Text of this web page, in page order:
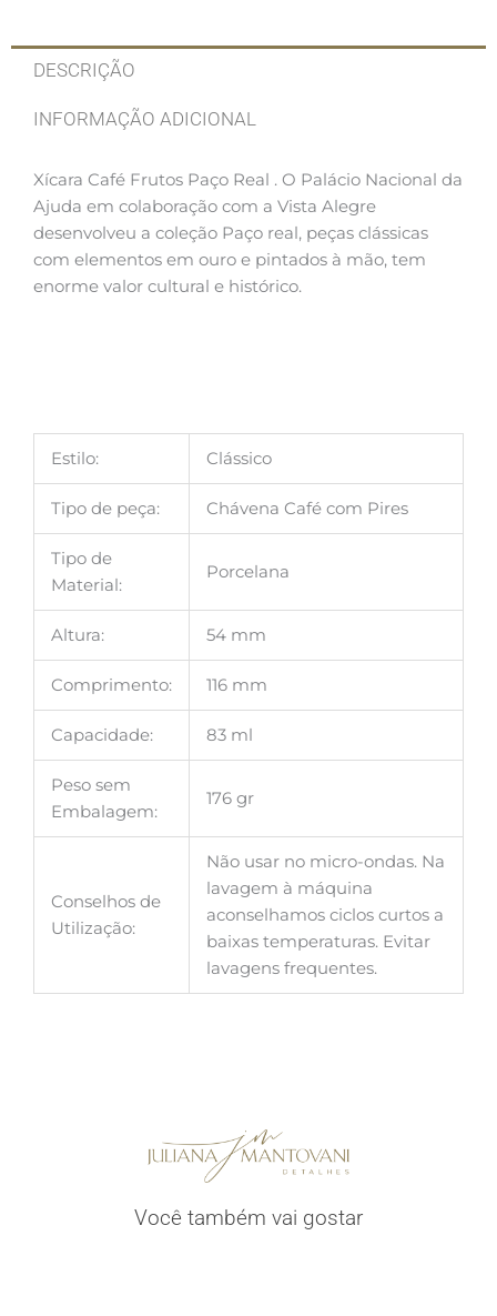
DESCRIÇÃO
INFORMAÇÃO ADICIONAL
Xícara Café Frutos Paço Real . O Palácio Nacional da
Ajuda em colaboração com a Vista Alegre
desenvolveu a coleção Paço real, peças clássicas
com elementos em ouro e pintados à mão, tem
enorme valor cultural e histórico.
Estilo: Clássico
Tipo de peça: Chávena Café com Pires
Tipo de
Material:
Porcelana
Altura: 54 mm
Comprimento: 116 mm
Capacidade: 83 ml
Peso sem
Embalagem:
176 gr
Conselhos de
Utilização:
Não usar no micro-ondas. Na
lavagem à máquina
aconselhamos ciclos curtos a
baixas temperaturas. Evitar
lavagens frequentes.
Você também vai gostar